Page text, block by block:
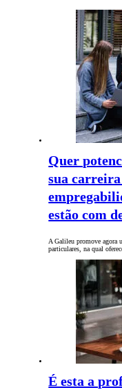
Quer
sua
estão com
A Galileu promove agora
particulares, na qual
É esta a